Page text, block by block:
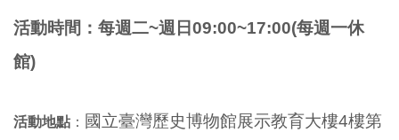
活動時間： 每週二~週日09:00~17:00(每週一休
館)
活動地點 ： 國立臺灣歷史博物館展示教育大樓4樓第